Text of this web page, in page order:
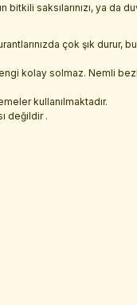
saksılarınızı, ya da
çok şık durur,
kolay solmaz. Nemli
kullanılmaktadır.
değildir .